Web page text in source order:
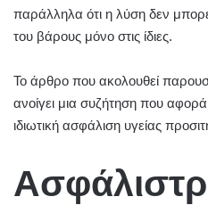
παράλληλα ότι η λύση δεν
του βάρους μόνο στις ίδιες.
Το άρθρο που ακολουθεί
ανοίγει μια συζήτηση που
ιδιωτική ασφάλιση υγείας